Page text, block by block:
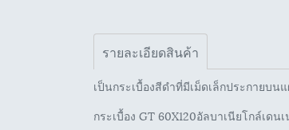
รายละเอียดสินค้า
เป็นกระเบื้องสีดำที่มีเม็ดเล็กประกายบน
กระเบื้อง GT 60X120อัลบาเนียโกล์เดน